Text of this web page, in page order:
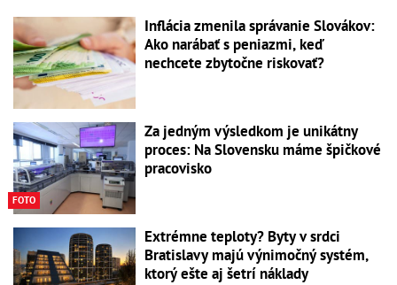
Inflácia zmenila správanie Slovákov:
Ako narábať s peniazmi, keď
nechcete zbytočne riskovať?
FOTO
Za jedným výsledkom je unikátny
proces: Na Slovensku máme špičkové
pracovisko
Extrémne teploty? Byty v srdci
Bratislavy majú výnimočný systém,
ktorý ešte aj šetrí náklady